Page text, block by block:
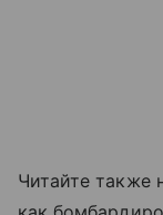
Читайте также